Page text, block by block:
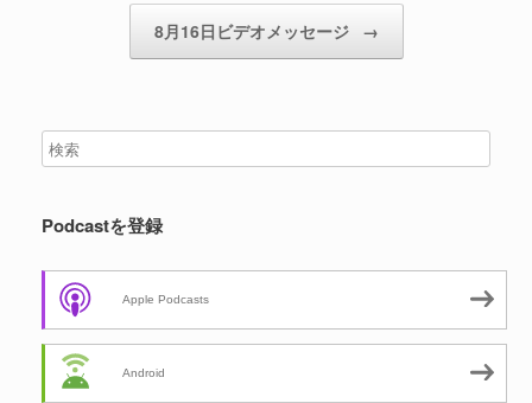
8月16日ビデオメッセージ →
Podcastを登録
Apple Podcasts
Android